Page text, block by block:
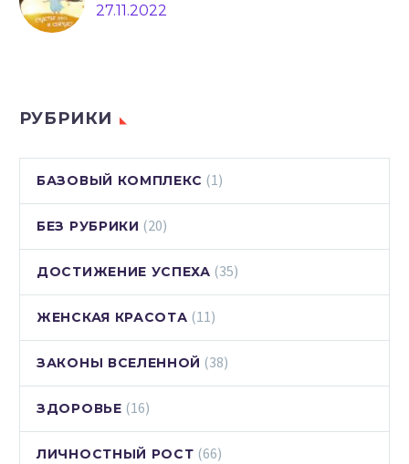
27.11.2022
РУБРИКИ
БАЗОВЫЙ КОМПЛЕКС (1)
БЕЗ РУБРИКИ (20)
ДОСТИЖЕНИЕ УСПЕХА (35)
ЖЕНСКАЯ КРАСОТА (11)
ЗАКОНЫ ВСЕЛЕННОЙ (38)
ЗДОРОВЬЕ (16)
ЛИЧНОСТНЫЙ РОСТ (66)